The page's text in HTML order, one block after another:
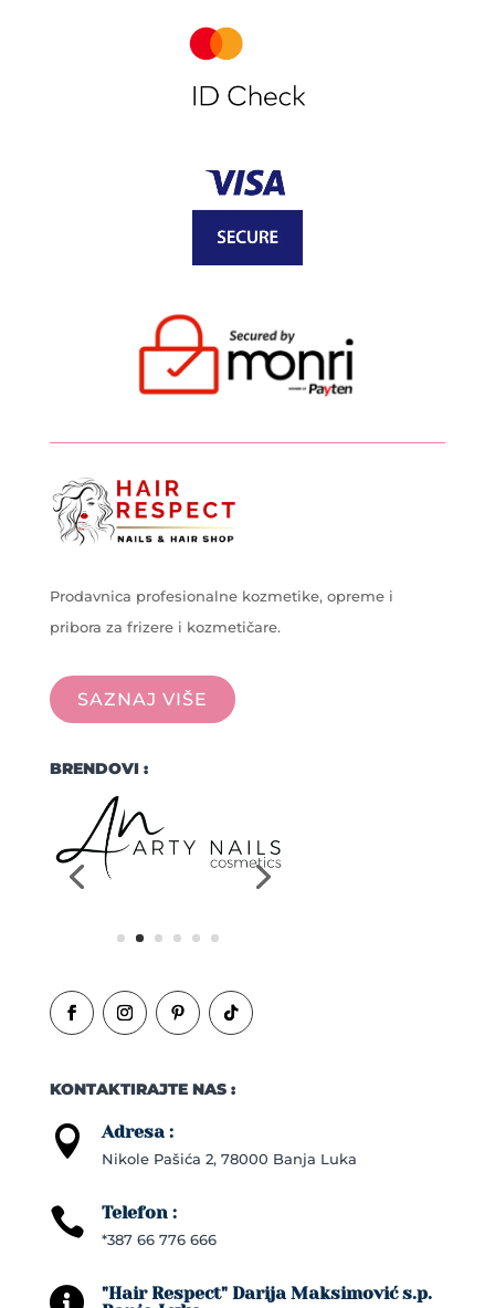
Prodavnica profesionalne kozmetike, opreme i
pribora za frizere i kozmetičare.
SAZNAJ VIŠE
BRENDOVI :
KONTAKTIRAJTE NAS :
 Adresa :
Nikole Pašića 2, 78000 Banja Luka
 Telefon :
*387 66 776 666
"Hair Respect" Darija Maksimović s.p.